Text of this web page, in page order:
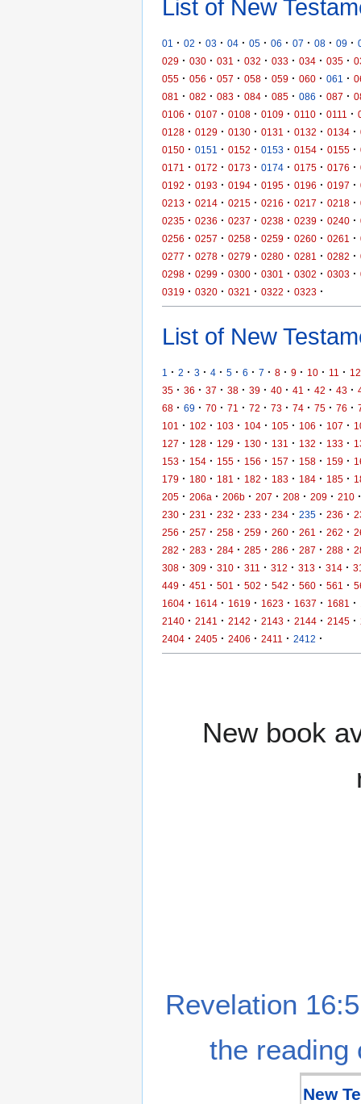
List of New
01 · 02 · 03 · 04 · 05 · 06 · 07 · 08 · 09 ·
029 · 030 · 031 · 032 · 033 · 034 · 035 ·
055 · 056 · 057 · 058 · 059 · 060 · 061 ·
081
· 082 · 083 · 084 · 085 · 086 · 087 ·
0106 · 0107 · 0108 · 0109 · 0110 · 0111 ·
0128 · 0129 · 0130 · 0131 · 0132 · 0134 ·
0150 · 0151 · 0152 · 0153 · 0154 · 0155 ·
0171
· 0172 · 0173 · 0174 · 0175 · 0176 ·
0192 · 0193 · 0194 · 0195 · 0196 · 0197 ·
0213 · 0214 · 0215 · 0216 · 0217 · 0218 ·
0235 · 0236 · 0237 · 0238 · 0239 · 0240 ·
0256 · 0257 · 0258 · 0259 · 0260 · 0261 ·
0277 · 0278 · 0279 · 0280 · 0281 · 0282 ·
0298 · 0299 · 0300 · 0301 · 0302 · 0303 ·
0319 · 0320 · 0321 · 0322 · 0323 ·
List of New
1 · 2 · 3 · 4 · 5 · 6 · 7 · 8 · 9 · 10 · 11 · 12
35 · 36 · 37 · 38 · 39 · 40 · 41 · 42 · 43 ·
68 · 69 · 70 · 71 · 72 · 73 · 74 · 75 · 76 ·
101
· 102 · 103 · 104 · 105 · 106 · 107 ·
127 · 128 · 129 · 130 · 131 · 132 · 133 ·
153 · 154 · 155 · 156 · 157 · 158 · 159 ·
179 · 180 · 181 · 182 · 183 · 184 · 185 ·
205 · 206a · 206b · 207 · 208 · 209 · 210 ·
230 · 231 · 232 · 233 · 234 · 235 · 236 ·
256 · 257 · 258 · 259 · 260 · 261 · 262 ·
282 · 283 · 284 · 285 · 286 · 287 · 288 ·
308 · 309 · 310 · 311 · 312 · 313 · 314 ·
449 · 451 · 501 · 502 · 542 · 560 · 561 ·
1604 · 1614 · 1619 · 1623 · 1637 · 1681 ·
2140 · 2141 · 2142 · 2143 · 2144 · 2145 ·
2404 · 2405 · 2406 · 2411 · 2412 ·
New book
Revelation
the reading
New